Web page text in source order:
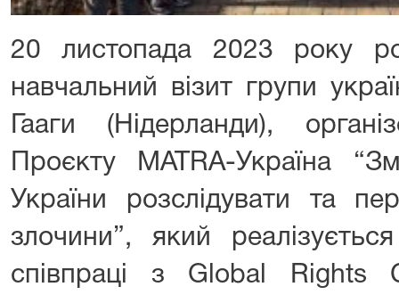
20 листопада 2023 року
навчальний візит групи
Гааги (Нідерланди),
Проєкту MATRA-Україна
України розслідувати та
злочини”, який
співпраці з Global Rights